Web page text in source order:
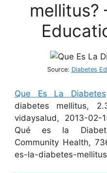
mellitus?
Source: Diabetes
Que Es La Diabetes
diabetes mellitus,
vidaysalud, 2013-02-
Qué es la
Community Health,
es-la-diabetes-